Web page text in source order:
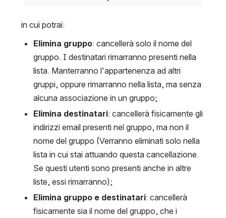
in cui potrai:
Elimina gruppo: cancellerà solo il nome del
gruppo. I destinatari rimarranno presenti nella
lista. Manterranno l'appartenenza ad altri
gruppi, oppure rimarranno nella lista, ma senza
alcuna associazione in un gruppo;
Elimina destinatari: cancellerà fisicamente gli
indirizzi email presenti nel gruppo, ma non il
nome del gruppo (Verranno eliminati solo nella
lista in cui stai attuando questa cancellazione.
Se questi utenti sono presenti anche in altre
liste, essi rimarranno);
Elimina gruppo e destinatari: cancellerà
fisicamente sia il nome del gruppo, che i